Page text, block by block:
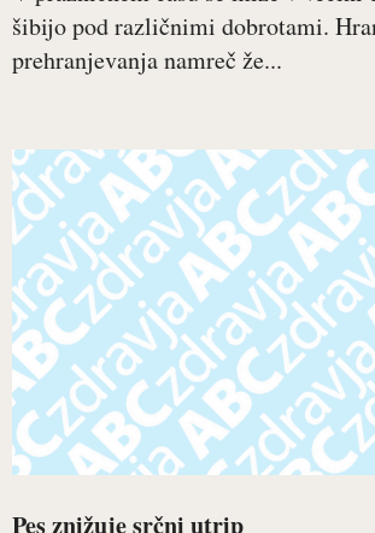
šibijo pod različnimi dobrotami.
prehranjevanja namreč že...
Pes znižuje srčni utrip